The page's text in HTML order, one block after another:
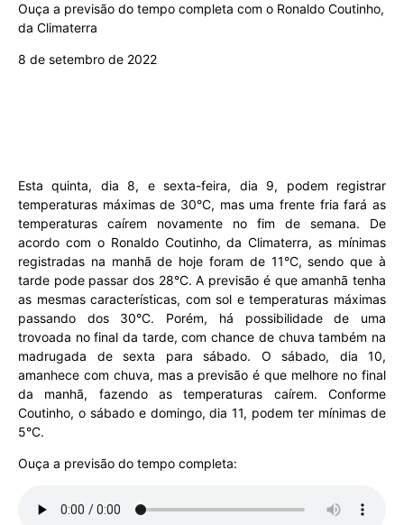
Ouça a previsão do tempo completa com o Ronaldo Coutinho,
da Climaterra
8 de setembro de 2022
Esta quinta, dia 8, e sexta-feira, dia 9, podem registrar
temperaturas máximas de 30°C, mas uma frente fria fará as
temperaturas caírem novamente no fim de semana. De
acordo com o Ronaldo Coutinho, da Climaterra, as mínimas
registradas na manhã de hoje foram de 11°C, sendo que à
tarde pode passar dos 28°C. A previsão é que amanhã tenha
as mesmas características, com sol e temperaturas máximas
passando dos 30°C. Porém, há possibilidade de uma
trovoada no final da tarde, com chance de chuva também na
madrugada de sexta para sábado. O sábado, dia 10,
amanhece com chuva, mas a previsão é que melhore no final
da manhã, fazendo as temperaturas caírem. Conforme
Coutinho, o sábado e domingo, dia 11, podem ter mínimas de
5°C.
Ouça a previsão do tempo completa: